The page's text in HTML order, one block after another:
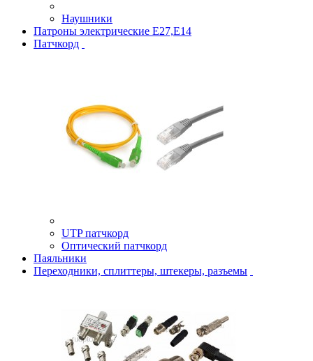
Наушники
Патроны электрические Е27,Е14
Патчкорд
UTP патчкорд
Оптический патчкорд
Паяльники
Переходники, сплиттеры, штекеры, разъемы